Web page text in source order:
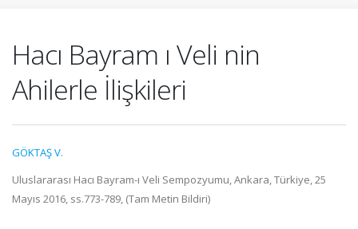
Hacı Bayram ı Veli nin
Ahilerle İlişkileri
GÖKTAŞ V.
Uluslararası Hacı Bayram-ı Veli Sempozyumu, Ankara, Türkiye, 25
Mayıs 2016, ss.773-789, (Tam Metin Bildiri)